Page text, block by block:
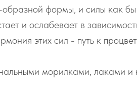
формы, и силы как бы
и ослабевает в
этих сил - путь к
морилками, лаками и